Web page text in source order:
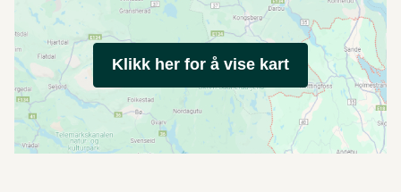
Klikk her for å vise kart